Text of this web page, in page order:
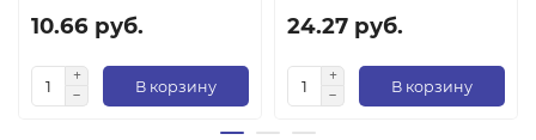
10.66 руб.
В корзину
24.27 руб.
В корзину